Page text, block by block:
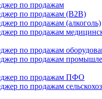
по продажам
по продажам (B2B)
по продажам (алкоголь)
по продажам
по продажам
по продажам
по продажам ПФО
по продажам